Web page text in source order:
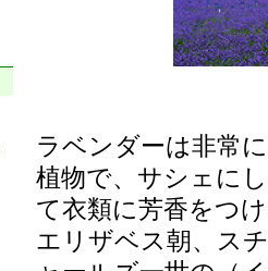
ラベンダーは非常
植物で、サシェに
て衣類に芳香をつ
エリザベス朝、ス